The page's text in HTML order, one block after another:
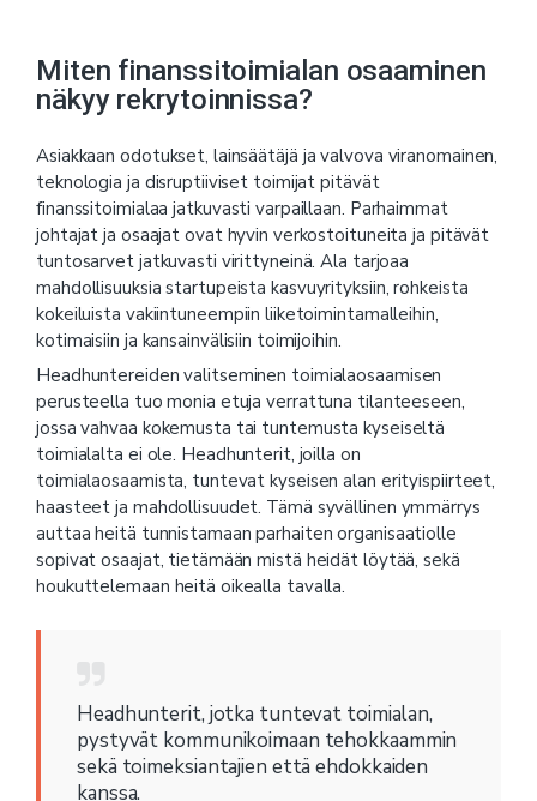
Miten finanssitoimialan osaaminen
näkyy rekrytoinnissa?
Asiakkaan odotukset, lainsäätäjä ja valvova viranomainen,
teknologia ja disruptiiviset toimijat pitävät
finanssitoimialaa jatkuvasti varpaillaan. Parhaimmat
johtajat ja osaajat ovat hyvin verkostoituneita ja pitävät
tuntosarvet jatkuvasti virittyneinä. Ala tarjoaa
mahdollisuuksia startupeista kasvuyrityksiin, rohkeista
kokeiluista vakiintuneempiin liiketoimintamalleihin,
kotimaisiin ja kansainvälisiin toimijoihin.
Headhuntereiden valitseminen toimialaosaamisen
perusteella tuo monia etuja verrattuna tilanteeseen,
jossa vahvaa kokemusta tai tuntemusta kyseiseltä
toimialalta ei ole. Headhunterit, joilla on
toimialaosaamista, tuntevat kyseisen alan erityispiirteet,
haasteet ja mahdollisuudet. Tämä syvällinen ymmärrys
auttaa heitä tunnistamaan parhaiten organisaatiolle
sopivat osaajat, tietämään mistä heidät löytää, sekä
houkuttelemaan heitä oikealla tavalla.
Headhunterit, jotka tuntevat toimialan,
pystyvät kommunikoimaan tehokkaammin
sekä toimeksiantajien että ehdokkaiden
kanssa.